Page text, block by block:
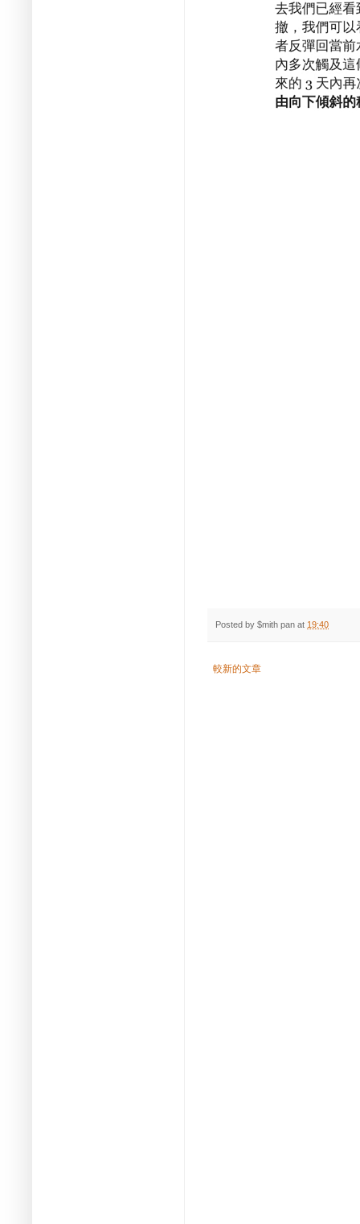
Posted by $mith pan at 19:40
較新的文章